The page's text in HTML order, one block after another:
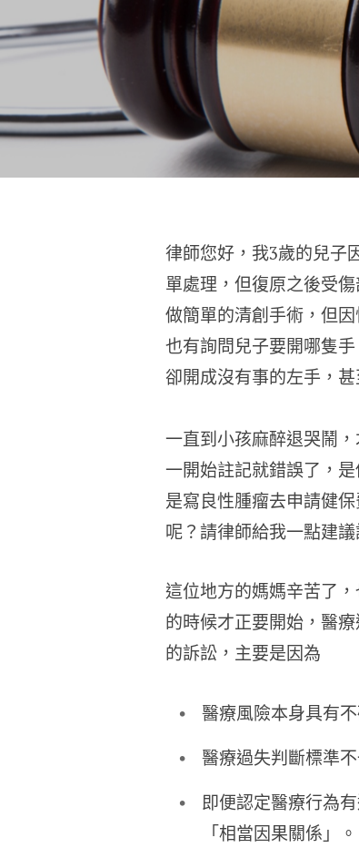
律師您好，我3歲的兒子
單處理，但復原之後受
做簡單的清創手術，但
也有詢問兒子要開哪隻
卻開成沒有事的左手，
一直到小孩麻醉退哭鬧
一開始註記就錯誤了，
是寫良性腫瘤去申請健
呢？請律師給我一點建
這位地方的媽媽辛苦了
的時候才正要開始，醫
的訴訟，主要是因為
醫療風險本身具有
醫療過失判斷標準不
即便認定醫療行為
「相當因果關係」。